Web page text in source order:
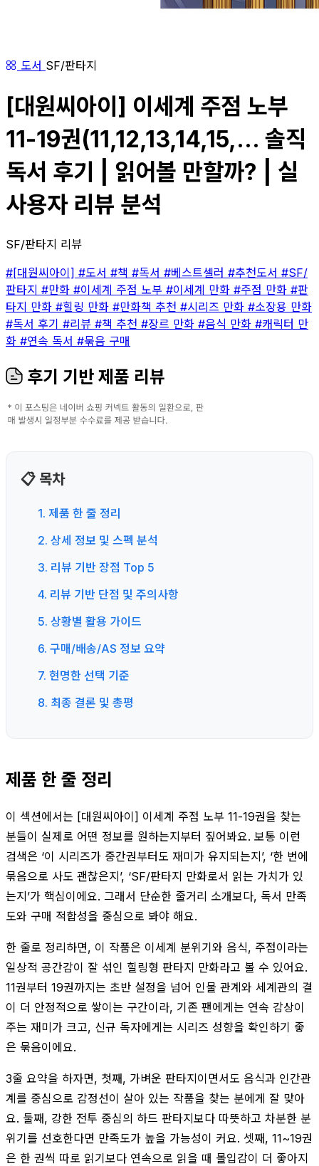
도서 SF/판타지
[대원씨아이] 이세계 주점 노부
11-19권(11,12,13,14,15,... 솔직
독서 후기 | 읽어볼 만할까? | 실
사용자 리뷰 분석
SF/판타지 리뷰
#[대원씨아이] #도서 #책 #독서 #베스트셀러 #추천도서 #SF/
판타지 #만화 #이세계 주점 노부 #이세계 만화 #주점 만화 #판
타지 만화 #힐링 만화 #만화책 추천 #시리즈 만화 #소장용 만화
#독서 후기 #리뷰 #책 추천 #장르 만화 #음식 만화 #캐릭터 만
화 #연속 독서 #묶음 구매
후기 기반 제품 리뷰
📋 목차
1. 제품 한 줄 정리
2. 상세 정보 및 스펙 분석
3. 리뷰 기반 장점 Top 5
4. 리뷰 기반 단점 및 주의사항
5. 상황별 활용 가이드
6. 구매/배송/AS 정보 요약
7. 현명한 선택 기준
8. 최종 결론 및 총평
제품 한 줄 정리
이 섹션에서는 [대원씨아이] 이세계 주점 노부 11-19권을 찾는
분들이 실제로 어떤 정보를 원하는지부터 짚어봐요. 보통 이런
검색은 ‘이 시리즈가 중간권부터도 재미가 유지되는지’, ‘한 번에
묶음으로 사도 괜찮은지’, ‘SF/판타지 만화로서 읽는 가치가 있
는지’가 핵심이에요. 그래서 단순한 줄거리 소개보다, 독서 만족
도와 구매 적합성을 중심으로 봐야 해요.
한 줄로 정리하면, 이 작품은 이세계 분위기와 음식, 주점이라는
일상적 공간감이 잘 섞인 힐링형 판타지 만화라고 볼 수 있어요.
11권부터 19권까지는 초반 설정을 넘어 인물 관계와 세계관의 결
이 더 안정적으로 쌓이는 구간이라, 기존 팬에게는 연속 감상이
주는 재미가 크고, 신규 독자에게는 시리즈 성향을 확인하기 좋
은 묶음이에요.
3줄 요약을 하자면, 첫째, 가벼운 판타지이면서도 음식과 인간관
계를 중심으로 감정선이 살아 있는 작품을 찾는 분에게 잘 맞아
요. 둘째, 강한 전투 중심의 하드 판타지보다 따뜻하고 차분한 분
위기를 선호한다면 만족도가 높을 가능성이 커요. 셋째, 11~19권
은 한 권씩 따로 읽기보다 연속으로 읽을 때 몰입감이 더 좋아지